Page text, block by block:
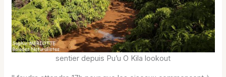
sentier depuis Pu’u O Kila lookout